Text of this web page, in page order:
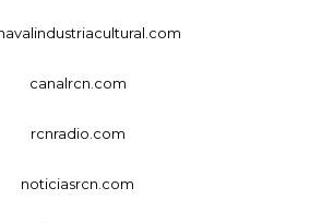
canalrcn.com
rcnradio.com
noticiasrcn.com